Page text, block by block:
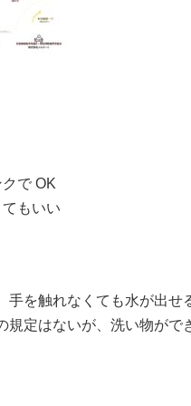
クで OK
もいい
手を触れなくても水が出
規定はないが、洗い物がで